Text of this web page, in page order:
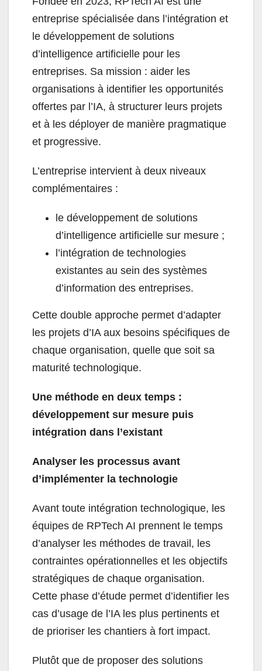
entreprise spécialisée dans l’intégration et
le développement de solutions
d’intelligence artificielle pour les
entreprises. Sa mission : aider les
organisations à identifier les opportunités
offertes par l’IA, à structurer leurs projets
et à les déployer de manière pragmatique
et progressive.
L’entreprise intervient à deux niveaux
complémentaires :
le développement de solutions
d’intelligence artificielle sur mesure ;
l’intégration de technologies
existantes au sein des systèmes
d’information des entreprises.
Cette double approche permet d’adapter
les projets d’IA aux besoins spécifiques de
chaque organisation, quelle que soit sa
maturité technologique.
Une méthode en deux temps :
développement sur mesure puis
intégration dans l’existant
Analyser les processus avant
d’implémenter la technologie
Avant toute intégration technologique, les
équipes de RPTech AI prennent le temps
d’analyser les méthodes de travail, les
contraintes opérationnelles et les objectifs
stratégiques de chaque organisation.
Cette phase d’étude permet d’identifier les
cas d’usage de l’IA les plus pertinents et
de prioriser les chantiers à fort impact.
Plutôt que de proposer des solutions